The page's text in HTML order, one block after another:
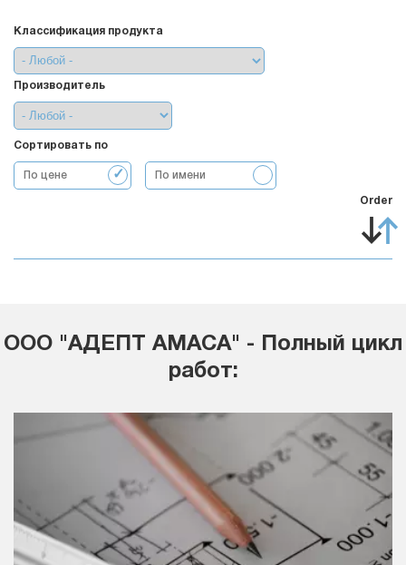
Классификация продукта
Производитель
Сортировать по
По цене По имени
Order
ООО "АДЕПТ АМАСА" - Полный цикл
работ: